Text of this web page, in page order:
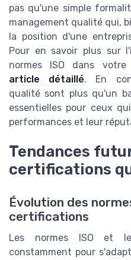
pas qu'une simple
management qualité qui,
la position d'une
Pour en savoir plus sur
normes ISO dans
article détaillé. En
qualité sont plus qu'un
essentielles pour ceux
performances et leur
Tendances
certifications
Évolution des
certifications
Les normes ISO et
constamment pour